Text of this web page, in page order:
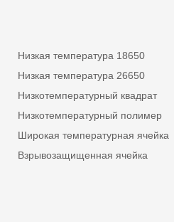
Низкая температура 18650
Низкая температура 26650
Низкотемпературный квадрат
Низкотемпературный полимер
Широкая температурная ячейка
Взрывозащищенная ячейка